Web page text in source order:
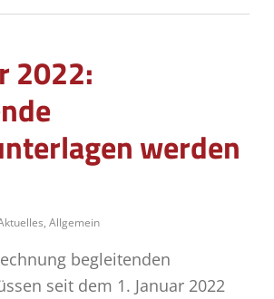
2022:
werden
, Allgemein
begleitenden
seit dem 1. Januar 2022